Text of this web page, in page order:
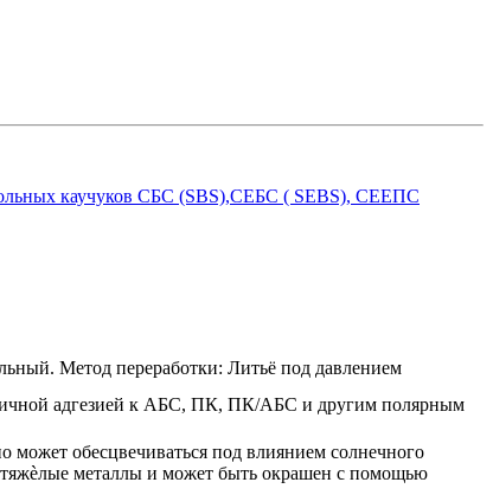
каучуков СБС (SBS),СЕБС ( SEBS), СЕЕПС
Метод переработки: Литьё под давлением
адгезией к АБС, ПК, ПК/АБС и другим полярным
может обесцвечиваться под влиянием солнечного
тяжѐлые металлы и может быть окрашен с помощью